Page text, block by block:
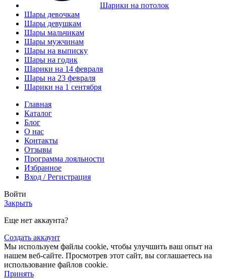
Шарики на потолок
Шары девочкам
Шары девушкам
Шары мальчикам
Шары мужчинам
Шары на выписку
Шары на годик
Шарики на 14 февраля
Шары на 23 февраля
Шарики на 1 сентября
Главная
Каталог
Блог
О нас
Контакты
Отзывы
Программа лояльности
Избранное
Вход / Регистрация
Войти
Закрыть
Еще нет аккаунта?
Создать аккаунт
Мы используем файлы cookie, чтобы улучшить ваш опыт на
нашем веб-сайте. Просмотрев этот сайт, вы соглашаетесь на
использование файлов cookie.
Принять